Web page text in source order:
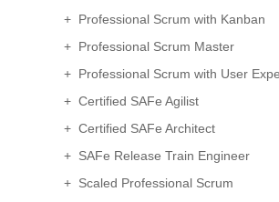
+ Professional Scrum with Kanban
+ Professional Scrum Master
+ Professional Scrum with User
+ Certified SAFe Agilist
+ Certified SAFe Architect
+ SAFe Release Train Engineer
+ Scaled Professional Scrum